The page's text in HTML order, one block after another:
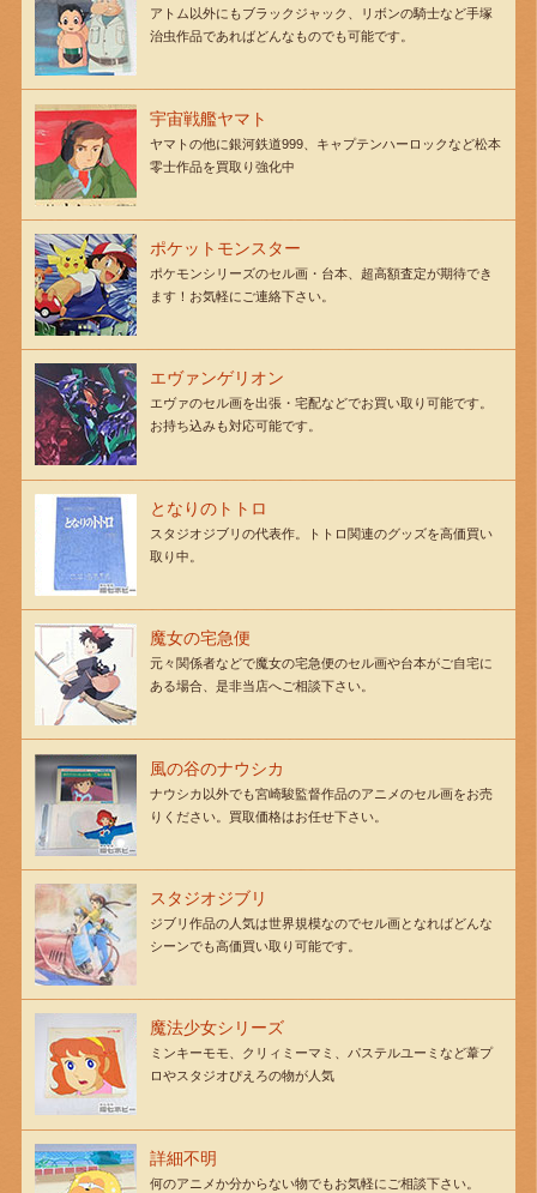
アトム以外にもブラックジャック、リボンの騎士など手塚
治虫作品であればどんなものでも可能です。
宇宙戦艦ヤマト
ヤマトの他に銀河鉄道999、キャプテンハーロックなど松本
零士作品を買取り強化中
ポケットモンスター
ポケモンシリーズのセル画・台本、超高額査定が期待でき
ます！お気軽にご連絡下さい。
エヴァンゲリオン
エヴァのセル画を出張・宅配などでお買い取り可能です。
お持ち込みも対応可能です。
となりのトトロ
スタジオジブリの代表作。トトロ関連のグッズを高価買い
取り中。
魔女の宅急便
元々関係者などで魔女の宅急便のセル画や台本がご自宅に
ある場合、是非当店へご相談下さい。
風の谷のナウシカ
ナウシカ以外でも宮崎駿監督作品のアニメのセル画をお売
りください。買取価格はお任せ下さい。
スタジオジブリ
ジブリ作品の人気は世界規模なのでセル画となればどんな
シーンでも高価買い取り可能です。
魔法少女シリーズ
ミンキーモモ、クリィミーマミ、パステルユーミなど葦プ
ロやスタジオぴえろの物が人気
詳細不明
何のアニメか分からない物でもお気軽にご相談下さい。